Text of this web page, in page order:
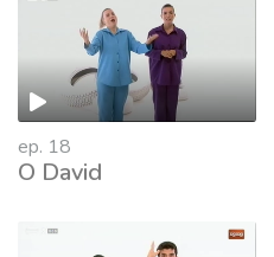
ep. 18
O David